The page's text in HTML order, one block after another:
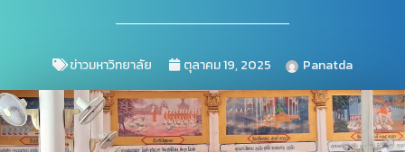
ข่าวมหาวิทยาลัย ตุลาคม 19, 2025 Panatda